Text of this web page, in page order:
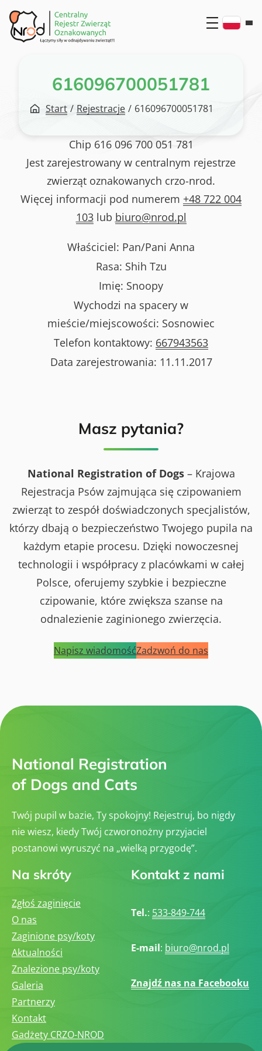
Przejdź
do
treści
616096700051781
Start / Rejestracje / 616096700051781
Chip 616 096 700 051 781
Jest zarejestrowany w centralnym rejestrze
zwierząt oznakowanych crzo-nrod.
Więcej informacji pod numerem +48 722 004
103lub biuro@nrod.pl
Właściciel: Pan/Pani Anna
Rasa: Shih Tzu
Imię: Snoopy
Wychodzi na spacery w
mieście/miejscowości: Sosnowiec
Telefon kontaktowy: 667943563
Data zarejestrowania: 11.11.2017
Masz pytania?
National Registration of Dogs– Krajowa
Rejestracja Psów zajmująca się czipowaniem
zwierząt to zespół doświadczonych specjalistów,
którzy dbają o bezpieczeństwo Twojego pupila na
każdym etapie procesu. Dzięki nowoczesnej
technologii i współpracy z placówkami w całej
Polsce, oferujemy szybkie i bezpieczne
czipowanie, które zwiększa szanse na
odnalezienie zaginionego zwierzęcia.
Napisz wiadomośćZadzwoń do nas
National Registration
of Dogs and Cats
Twój pupil w bazie, Ty spokojny! Rejestruj, bo nigdy
nie wiesz, kiedy Twój czworonożny przyjaciel
postanowi wyruszyć na „wielką przygodę”.
Na skróty
Zgłoś zaginięcie
O nas
Zaginione psy/koty
Aktualności
Znalezione psy/koty
Galeria
Partnerzy
Kontakt
Gadżety CRZO-NROD
Kontakt z nami
Tel.: 533-849-744
E-mail: biuro@nrod.pl
Znajdź nas na Facebooku